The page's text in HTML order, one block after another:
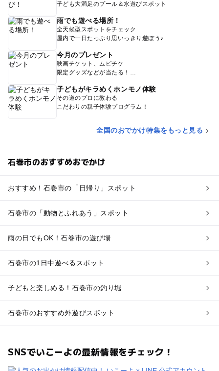
子ども大満足のプール＆水遊びスポット
雨でも遊べる場所！
全天候型スポットをチェック
屋内で一日たっぷり思いっきり遊ぼう♪
今月のプレゼント
映画チケット、ムビチケ
限定グッズなどが当たる！
子どもがキラめくホンモノ体験
その道のプロに教わる
こだわりの親子体験プログラム！
全国のおでかけ特集をもっと見る
石巻市のおすすめおでかけ
おすすめ！石巻市の「日帰り」スポット
石巻市の「動物とふれあう」スポット
雨の日でもOK！石巻市の遊び場
石巻市の1日中遊べるスポット
子どもと楽しめる！石巻市の釣り堀
石巻市のおすすめ外遊びスポット
SNSでいこーよの最新情報をチェック！